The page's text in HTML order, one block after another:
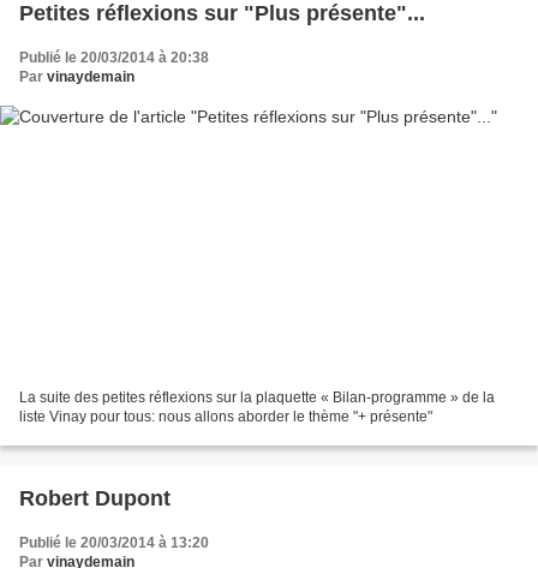
Petites réflexions sur "Plus présente"...
Publié le 20/03/2014 à 20:38
Par vinaydemain
La suite des petites réflexions sur la plaquette « Bilan-programme » de la
liste Vinay pour tous: nous allons aborder le thème "+ présente"
Robert Dupont
Publié le 20/03/2014 à 13:20
Par vinaydemain